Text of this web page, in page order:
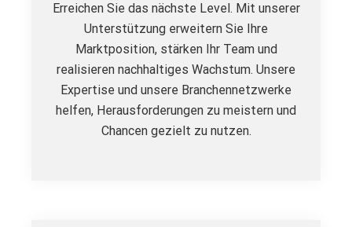
Erreichen Sie das nächste Level. Mit unserer
Unterstützung erweitern Sie Ihre
Marktposition, stärken Ihr Team und
realisieren nachhaltiges Wachstum. Unsere
Expertise und unsere Branchennetzwerke
helfen, Herausforderungen zu meistern und
Chancen gezielt zu nutzen.